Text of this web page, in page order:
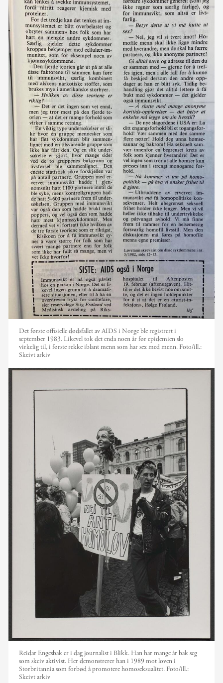
Det første offisielle dødsfallet av AIDS i Norge ble registrert i
september 1983. Likevel tok det enda noen år før epidemien slo
virkelig til, i første rekke iblant menn som har sex med menn. Foto/ill.:
Skeivt arkiv
Reidar Engesbak er i dag journalist i Blikk. Han har mange år bak seg
som skeiv aktivist. Her demonstrerer han i 1989 mot loven i
Storbritannia som forbød å promotere homoseksualitet. Foto/ill.:
Skeivt arkiv